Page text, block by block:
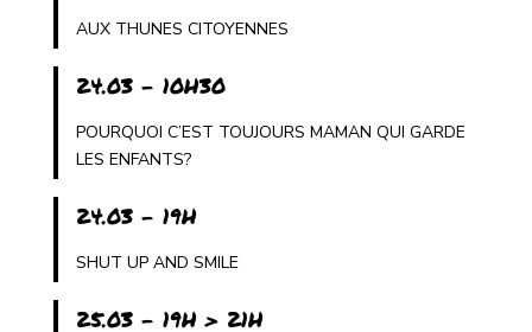
AUX THUNES CITOYENNES
24.03 - 10H30
POURQUOI C’EST TOUJOURS MAMAN QUI GARDE
LES ENFANTS?
24.03 - 19H
SHUT UP AND SMILE
25.03 - 19H > 21H